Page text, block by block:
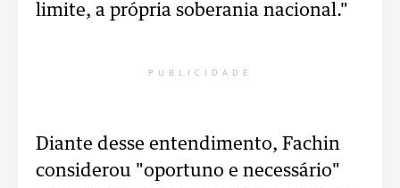
limite, a própria soberania nacional."
PUBLICIDADE
Diante desse entendimento, Fachin
considerou "oportuno e necessário"